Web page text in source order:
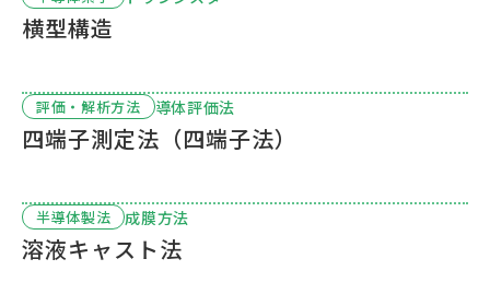
お問い合わせ
横型構造
評価・解析方法 導体評価法
四端子測定法（四端子法）
半導体製法 成膜方法
溶液キャスト法